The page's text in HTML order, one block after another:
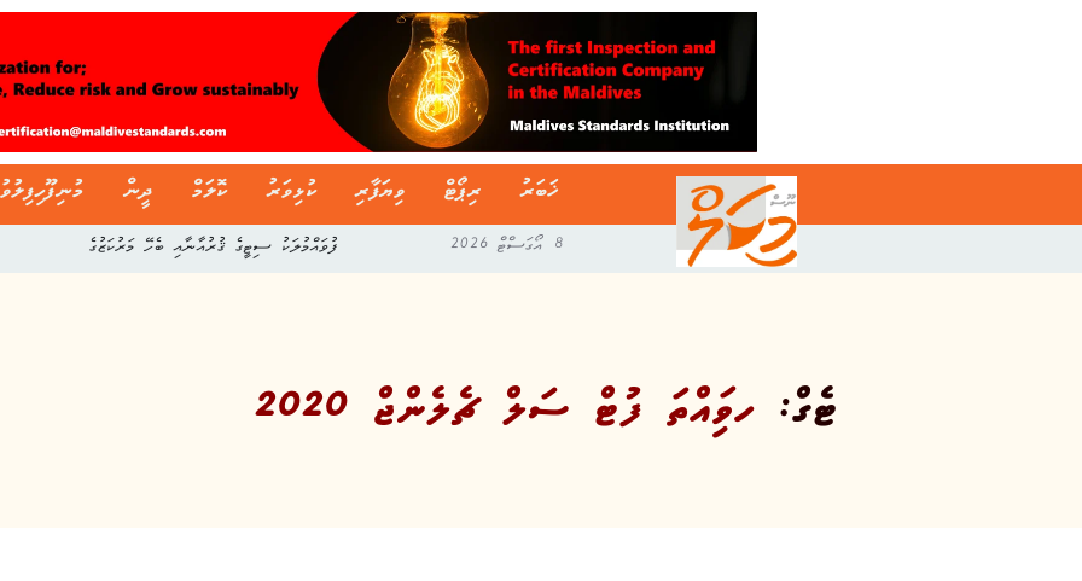
ޚަބަރު ރިޕޯޓް ވިޔަފާރި ކުޅިވަރު ކޮލަމް ދީން
8 އޯގަސްޓް 2026 ފުވައްމުލަކު ސިޓީގެ ޤުރުއާނާއި ބެހޭ މަރުކަޒުގެ
ޓެގް: ހވިައްތަ ފުޓް ސަލް ޗެލެންޖް 2020